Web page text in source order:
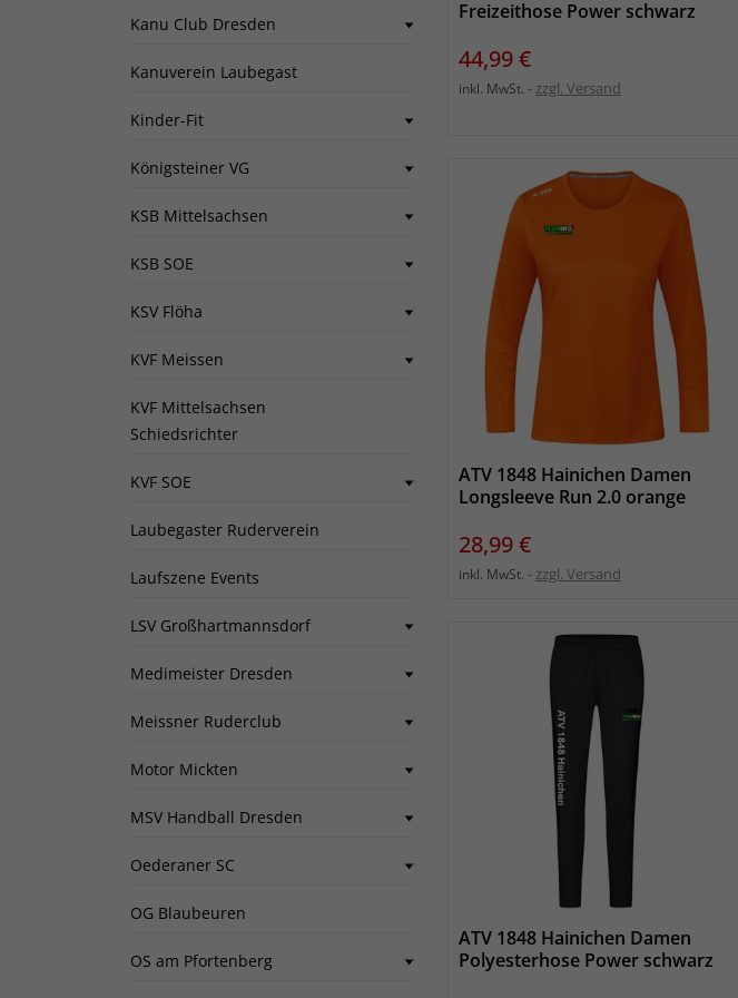
Kanu Club Dresden
Kanuverein Laubegast
Kinder-Fit
Königsteiner VG
KSB Mittelsachsen
KSB SOE
KSV Flöha
KVF Meissen
KVF Mittelsachsen
Schiedsrichter
KVF SOE
Laubegaster Ruderverein
Laufszene Events
LSV Großhartmannsdorf
Medimeister Dresden
Meissner Ruderclub
Motor Mickten
MSV Handball Dresden
Oederaner SC
OG Blaubeuren
OS am Pfortenberg
Freizeithose Power schwarz
Preis
44,99 €
inkl. MwSt. zzgl. Versand
ATV 1848 Hainichen Damen
Longsleeve Run 2.0 orange
Preis
28,99 €
inkl. MwSt. zzgl. Versand
ATV 1848 Hainichen Damen
Polyesterhose Power schwarz